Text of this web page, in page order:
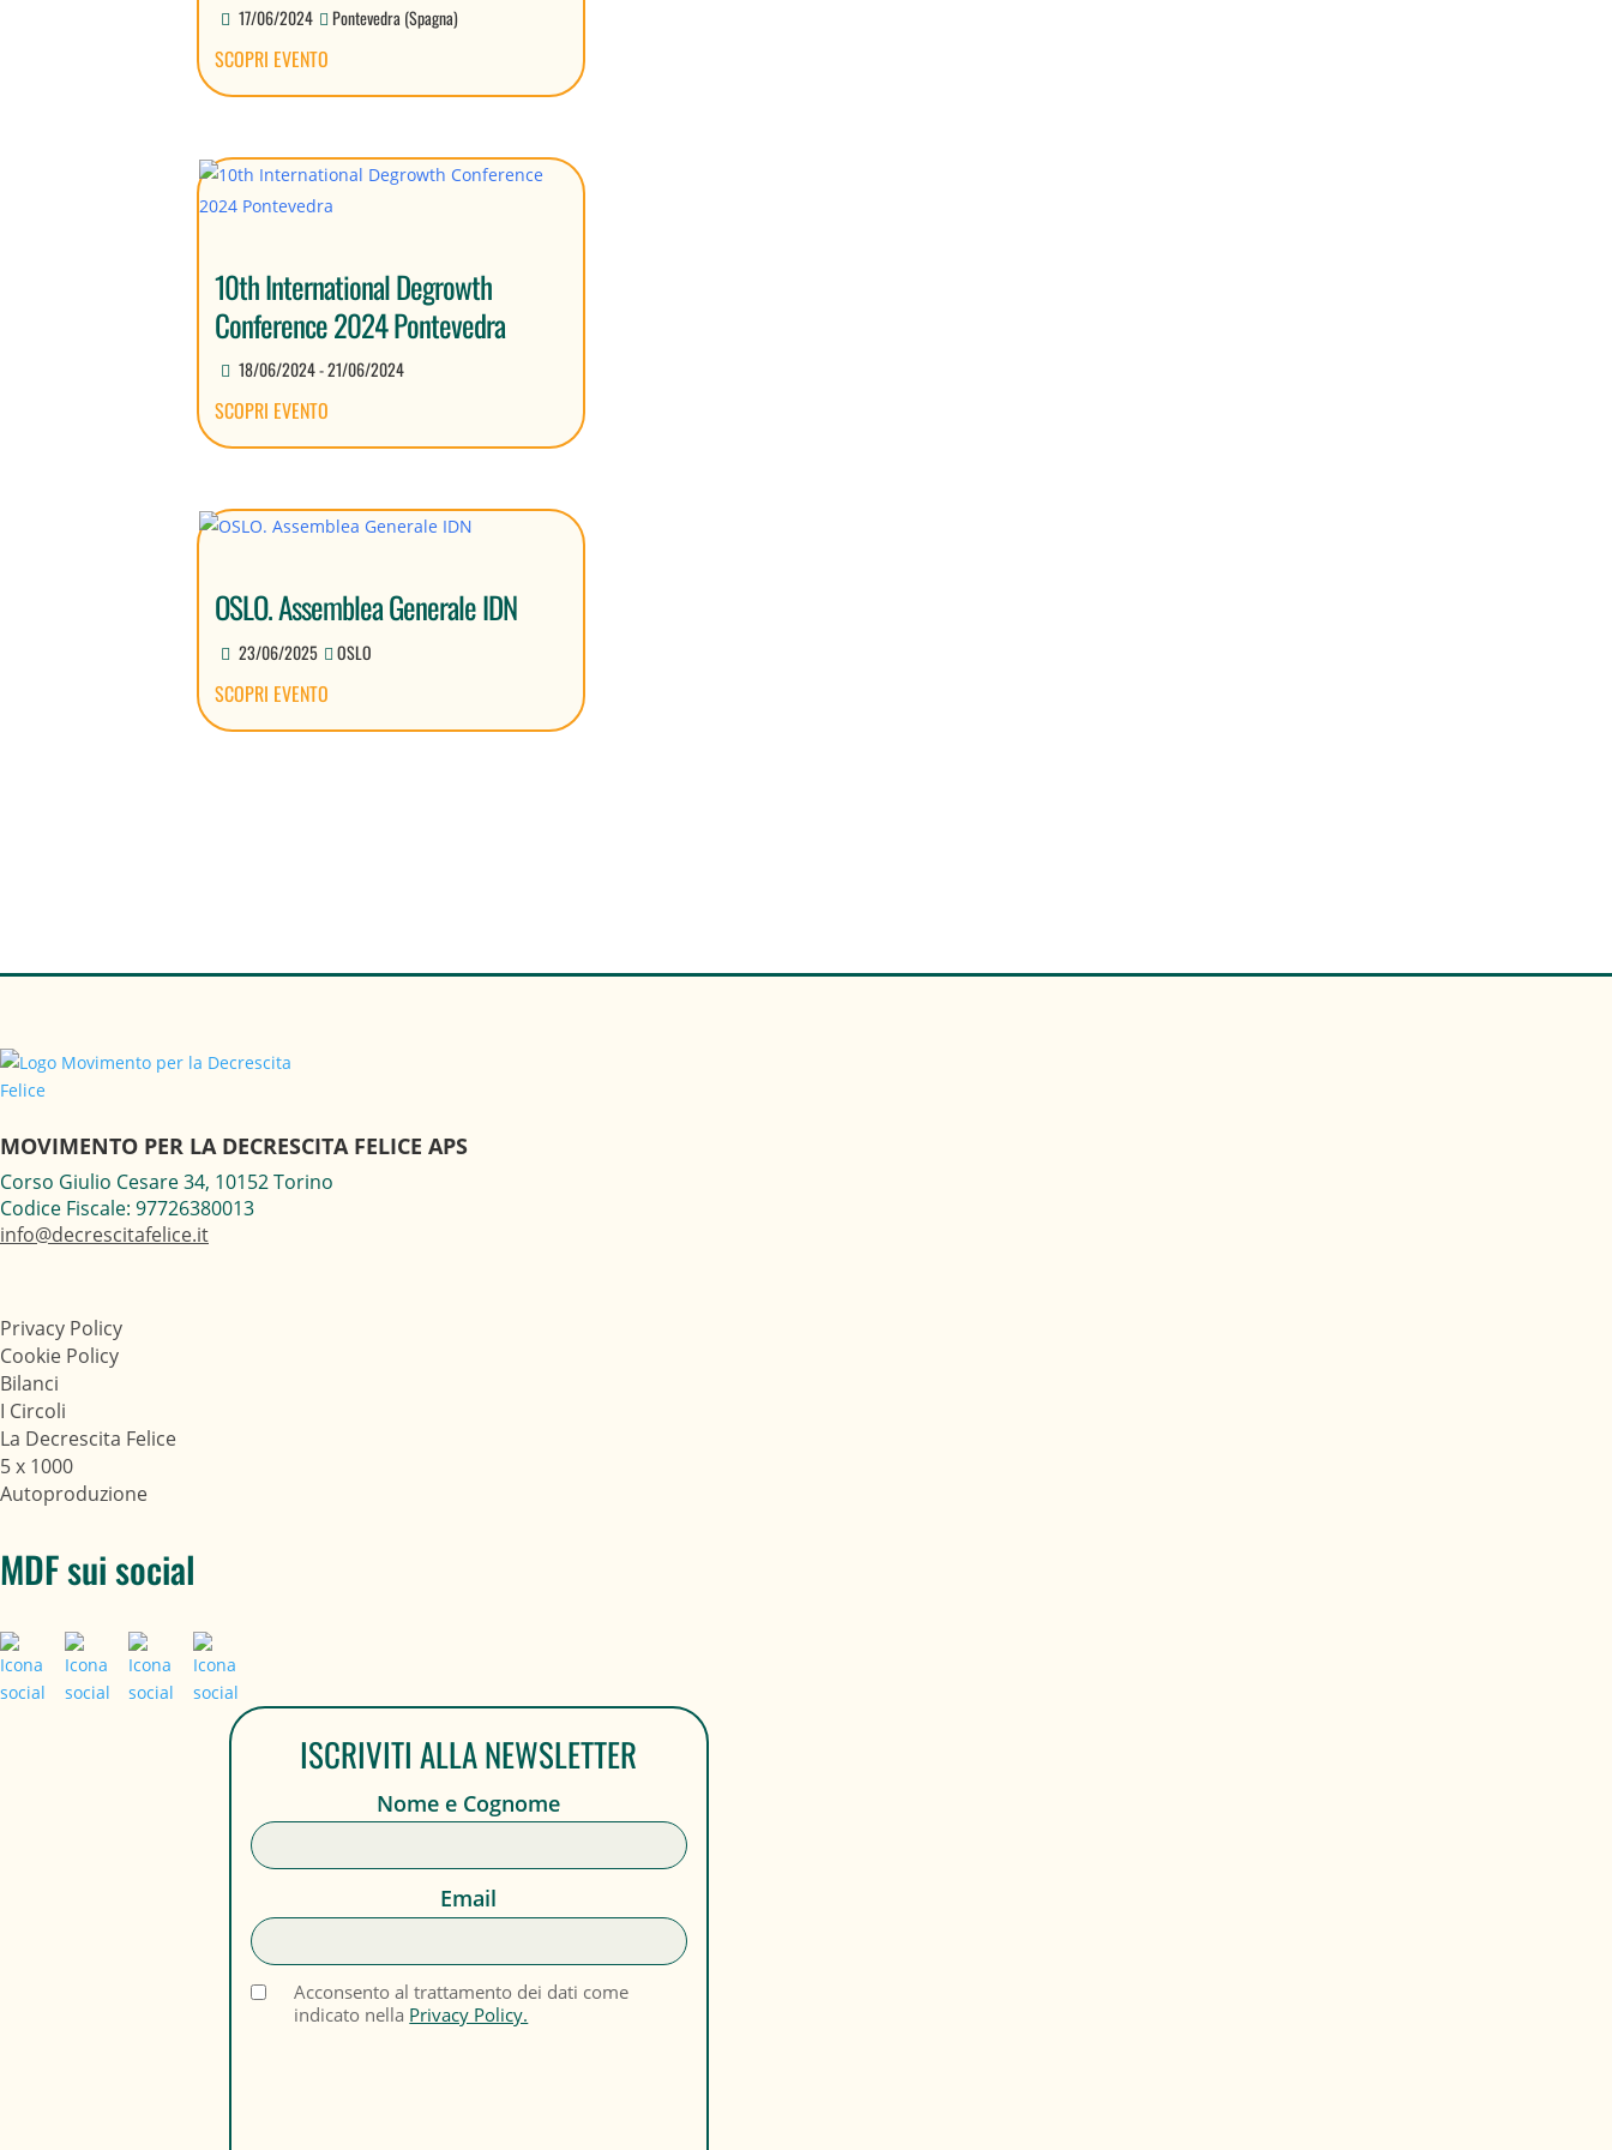
17/06/2024 Pontevedra (Spagna)
SCOPRI EVENTO
10th International Degrowth
Conference 2024 Pontevedra
18/06/2024 - 21/06/2024
SCOPRI EVENTO
OSLO. Assemblea Generale IDN
23/06/2025 OSLO
SCOPRI EVENTO
MOVIMENTO PER LA DECRESCITA FELICE APS
Corso Giulio Cesare 34, 10152 Torino
Codice Fiscale: 97726380013
info@decrescitafelice.it
Privacy Policy
Cookie Policy
Bilanci
I Circoli
La Decrescita Felice
5 x 1000
Autoproduzione
MDF sui social
ISCRIVITI ALLA NEWSLETTER
Nome e Cognome
Email
Acconsento al trattamento dei dati come
indicato nella Privacy Policy.